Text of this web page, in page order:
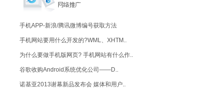
手机APP-新浪/腾讯微博编号获取方法
手机网站要用什么开发的?WML、XHTM..
为什么要做手机版网页? 手机网站有什么作..
谷歌收购Android系统优化公司——D..
诺基亚2013谢幕新品发布会 媒体和用户..